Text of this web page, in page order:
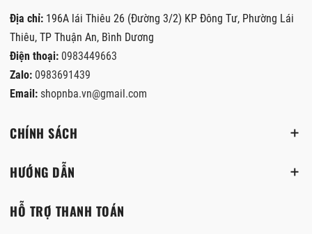
Địa chỉ: 196A lái Thiêu 26 (Đường 3/2) KP Đông Tư, Phường Lái
Thiêu, TP Thuận An, Bình Dương
Điện thoại: 0983449663
Zalo: 0983691439
Email: shopnba.vn@gmail.com
CHÍNH SÁCH
HƯỚNG DẪN
HỖ TRỢ THANH TOÁN